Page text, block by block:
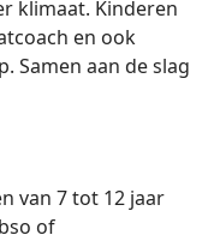
klimaat. Kinderen
en ook
Samen aan de slag
van 7 tot 12 jaar
of